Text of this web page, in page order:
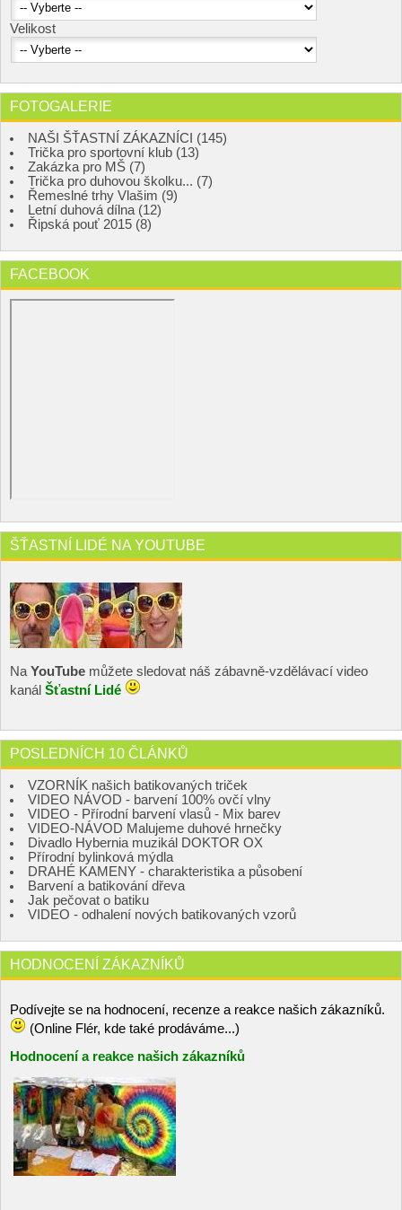
Velikost
FOTOGALERIE
NAŠI ŠŤASTNÍ ZÁKAZNÍCI (145)
Trička pro sportovní klub (13)
Zakázka pro MŠ (7)
Trička pro duhovou školku... (7)
Řemeslné trhy Vlašim (9)
Letní duhová dílna (12)
Řipská pouť 2015 (8)
FACEBOOK
ŠŤASTNÍ LIDÉ NA YOUTUBE
NaYouTube můžete sledovat náš zábavně-vzdělávací video
kanál Šťastní Lidé
POSLEDNÍCH 10 ČLÁNKŮ
VZORNÍK našich batikovaných triček
VIDEO NÁVOD - barvení 100% ovčí vlny
VIDEO - Přírodní barvení vlasů - Mix barev
VIDEO-NÁVOD Malujeme duhové hrnečky
Divadlo Hybernia muzikál DOKTOR OX
Přírodní bylinková mýdla
DRAHÉ KAMENY - charakteristika a působení
Barvení a batikování dřeva
Jak pečovat o batiku
VIDEO - odhalení nových batikovaných vzorů
HODNOCENÍ ZÁKAZNÍKŮ
Podívejte se na hodnocení, recenze a reakce našich zákazníků.
(Online Flér, kde také prodáváme...)
Hodnocení a reakce našich zákazníků